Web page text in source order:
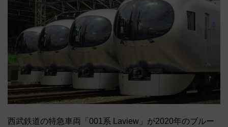
西武鉄道の特急車両「001系 Laview」が2020年のブルー